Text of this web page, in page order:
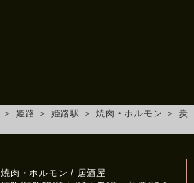
＞ 姫路 ＞ 姫路駅 ＞ 焼肉・ホルモン ＞ 炭
焼肉・ホルモン / 居酒屋